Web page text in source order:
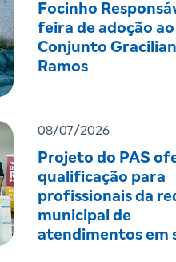
Focinho
feira de adoção ao
Conjunto
Ramos
08/07/2026
Projeto do PAS
qualificação para
profissionais da
municipal de
atendimentos em